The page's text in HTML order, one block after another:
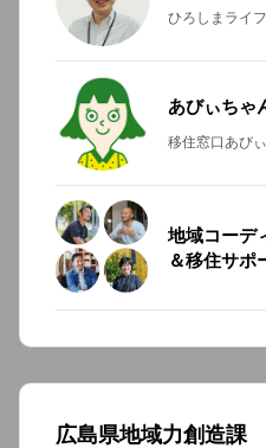
ひろしまライ
あびぃちゃ
移住窓口あび
地域コーデ
＆移住サポ
広島県地域力創造課